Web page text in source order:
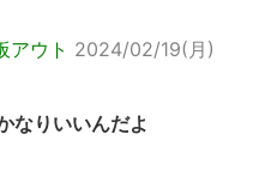
アウト 2024/02/19(月)
なりいいんだよ